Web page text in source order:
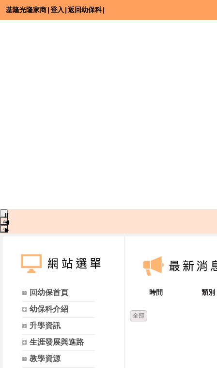
基隆光隆家商|登入 |返回幼保科|
⏸
◀
▶
回幼保首頁
幼保科介紹
升學資訊
生涯發展與進路
教學資源
時間 類別
全部